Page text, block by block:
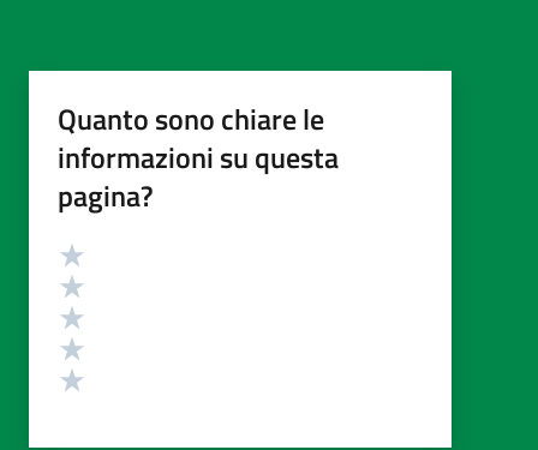
Quanto sono chiare le
informazioni su questa
pagina?
Valutazione